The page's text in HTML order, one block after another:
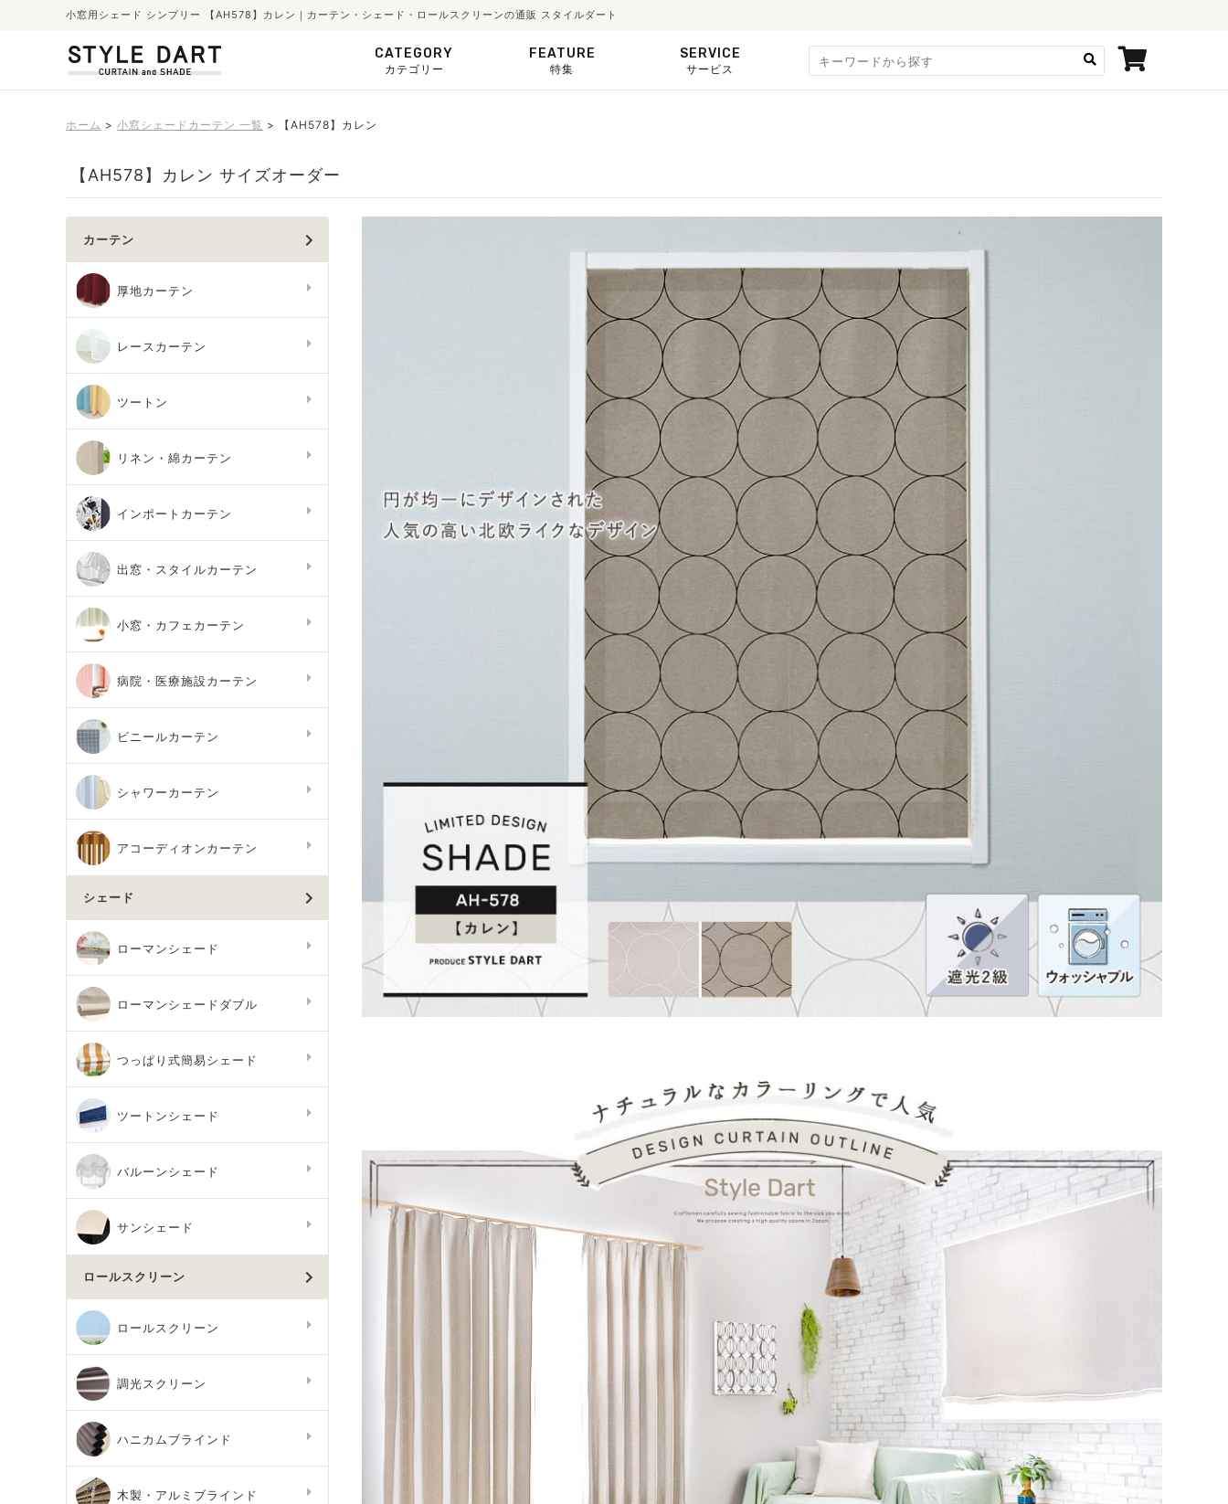
小窓用シェード シンプリー 【AH578】カレン｜カーテン・シェード・ロールスクリーンの通販 スタイルダート
CATEGORY
カテゴリー
FEATURE
特集
SERVICE
サービス
ホーム 小窓シェードカーテン 一覧 【AH578】カレン
【AH578】カレン サイズオーダー
カーテン
厚地カーテン
レースカーテン
ツートン
リネン・綿カーテン
インポートカーテン
出窓・スタイルカーテン
小窓・カフェカーテン
病院・医療施設カーテン
ビニールカーテン
シャワーカーテン
アコーディオンカーテン
シェード
ローマンシェード
ローマンシェードダブル
つっぱり式簡易シェード
ツートンシェード
バルーンシェード
サンシェード
ロールスクリーン
ロールスクリーン
調光スクリーン
ハニカムブラインド
木製・アルミブラインド